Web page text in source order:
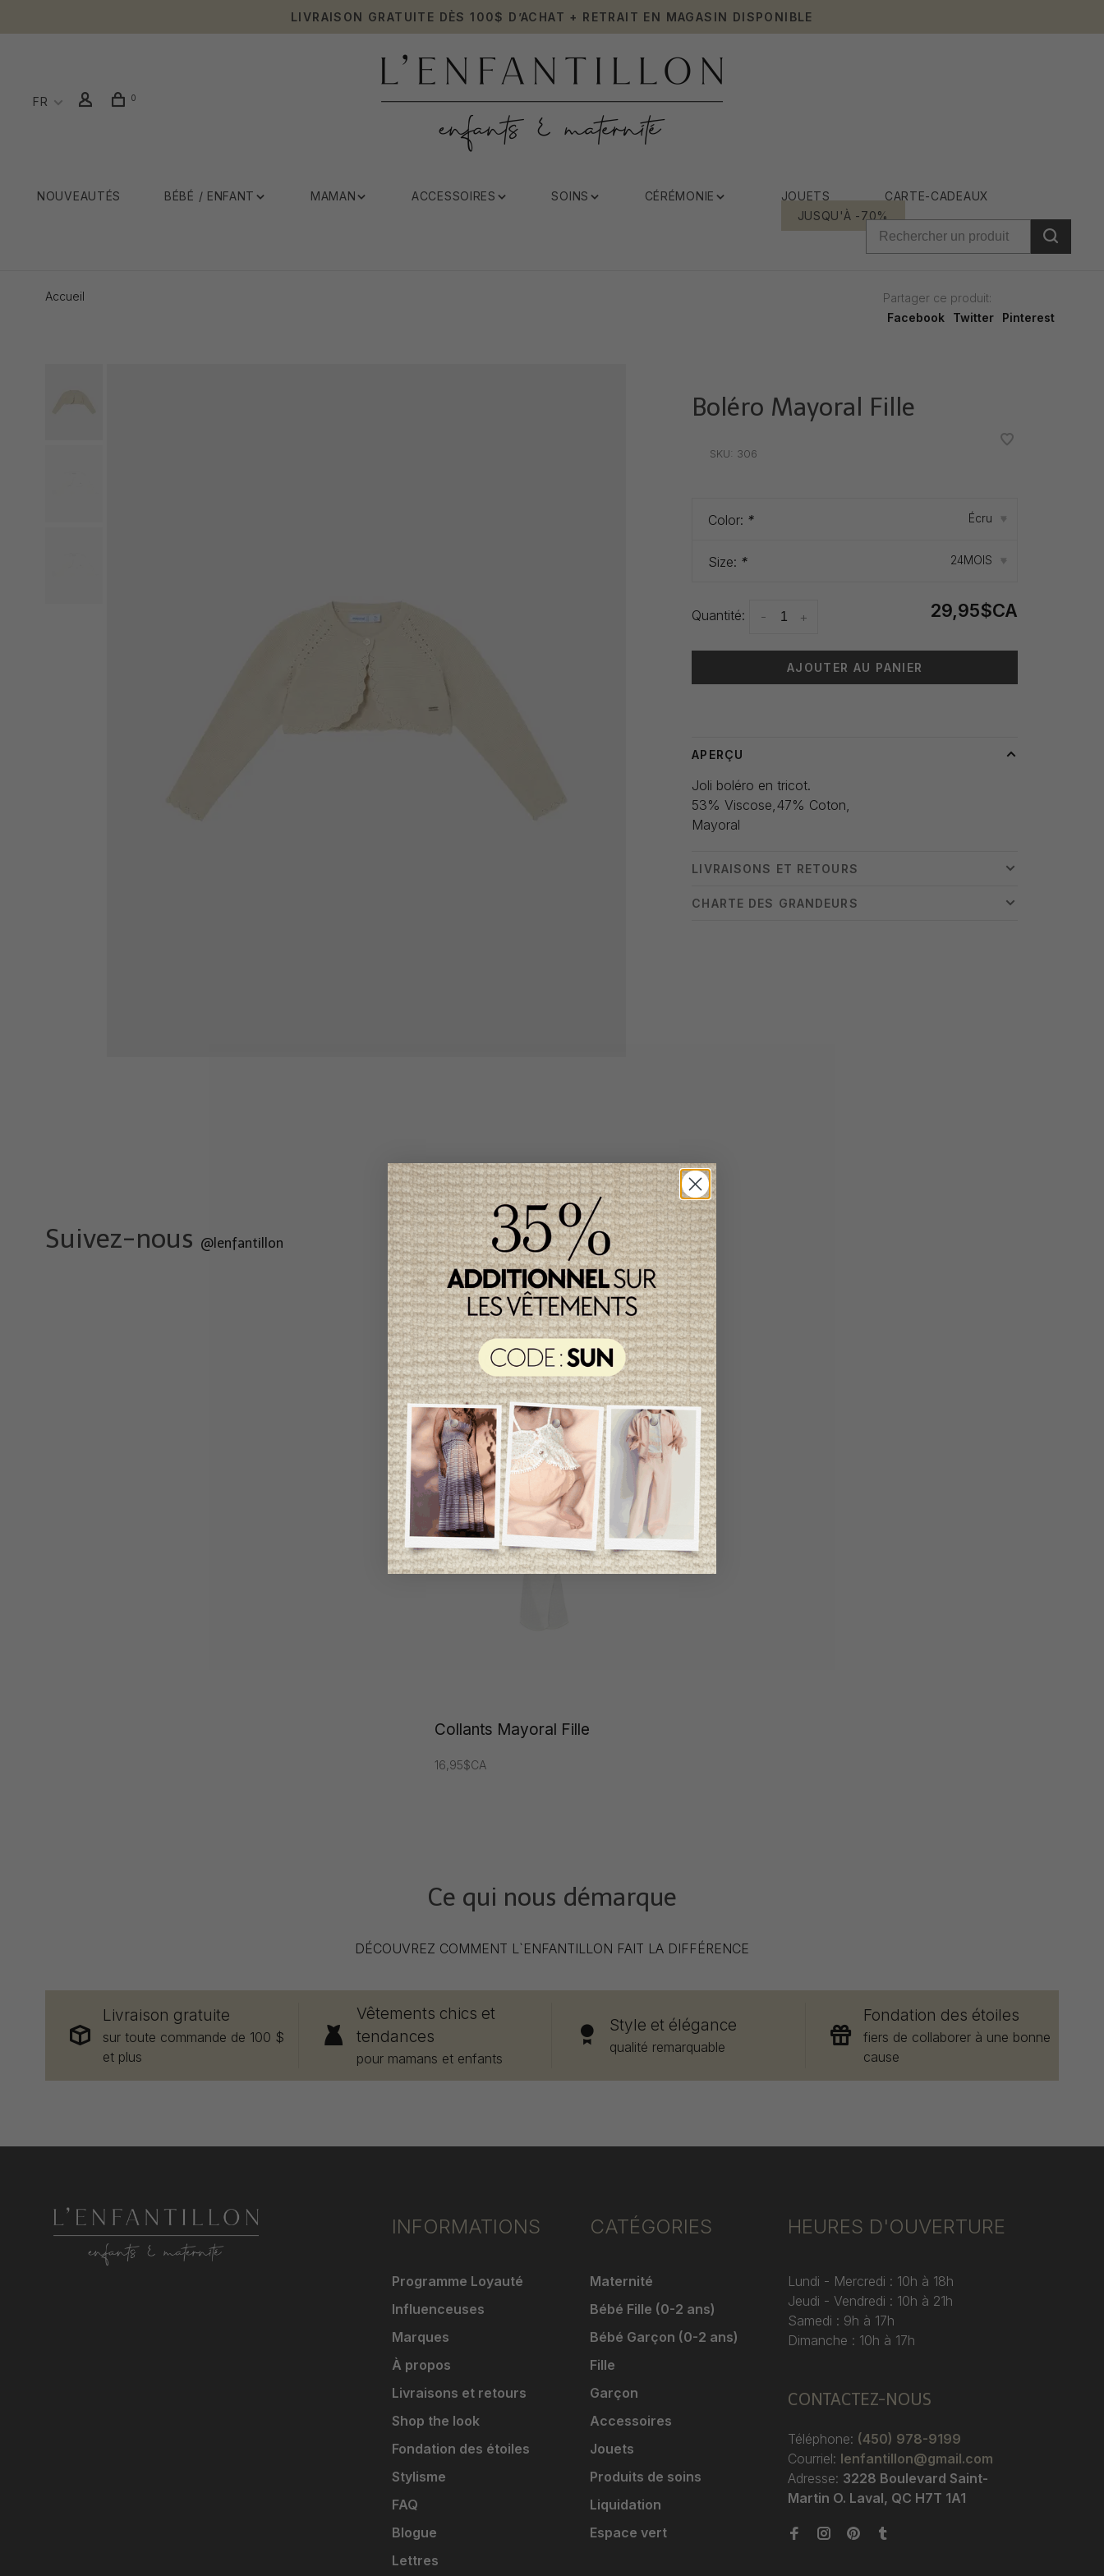
LIVRAISON GRATUITE DÈS 100$ D’ACHAT + RETRAIT EN MAGASIN DISPONIBLE
FR 0
NOUVEAUTÉS BÉBÉ / ENFANT MAMAN ACCESSOIRES SOINS CÉRÉMONIE JOUETS
CARTE-CADEAUX
JUSQU'À -70%
Accueil
Partager ce produit:
Facebook
Twitter Pinterest
Boléro Mayoral Fille
SKU: 306
Color: * Écru ▾
Size: * 24MOIS ▾
Quantité: +
- 29,95$CA
AJOUTER AU PANIER
APERÇU
Joli boléro en tricot.
53% Viscose,47% Coton,
Mayoral
LIVRAISONS ET RETOURS
CHARTE DES GRANDEURS
Suivez-nous @lenfantillon
Produits connexes
Collants Mayoral Fille
16,95$CA
Ce qui nous démarque
DÉCOUVREZ COMMENT L`ENFANTILLON FAIT LA DIFFÉRENCE
Livraison gratuite
sur toute commande de 100 $
et plus
Vêtements chics et
tendances
pour mamans et enfants
Style et élégance
qualité remarquable
Fondation des étoiles
fiers de collaborer à une bonne
cause
INFORMATIONS
Programme Loyauté
Influenceuses
Marques
À propos
Livraisons et retours
Shop the look
Fondation des étoiles
Stylisme
FAQ
Blogue
Lettres
CATÉGORIES
Maternité
Bébé Fille (0-2 ans)
Bébé Garçon (0-2 ans)
Fille
Garçon
Accessoires
Jouets
Produits de soins
Liquidation
Espace vert
HEURES D'OUVERTURE
Lundi - Mercredi : 10h à 18h
Jeudi - Vendredi : 10h à 21h
Samedi : 9h à 17h
Dimanche : 10h à 17h
CONTACTEZ-NOUS
Téléphone: (450) 978-9199
Courriel: lenfantillon@gmail.com
Adresse: 3228 Boulevard Saint-
Martin O. Laval, QC H7T 1A1